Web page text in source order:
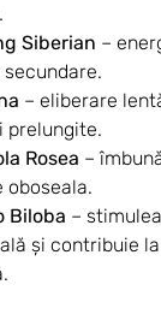
Siberian –
– eliberare
prelungite.
Rosea –
oboseala.
Biloba –
și contribuie